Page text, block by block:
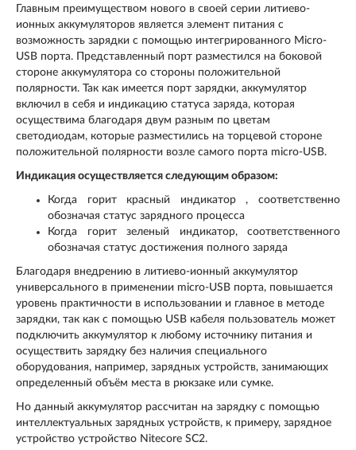
Главным преимуществом нового в своей серии литиево-
ионных аккумуляторов является элемент питания с
возможность зарядки с помощью интегрированного Micro-
USB порта. Представленный порт разместился на боковой
стороне аккумулятора со стороны положительной
полярности. Так как имеется порт зарядки, аккумулятор
включил в себя и индикацию статуса заряда, которая
осуществима благодаря двум разным по цветам
светодиодам, которые разместились на торцевой стороне
положительной полярности возле самого порта micro-USB.
Индикация осуществляется следующим образом:
Когда горит красный индикатор , соответственно
обозначая статус зарядного процесса
Когда горит зеленый индикатор, соответственного
обозначая статус достижения полного заряда
Благодаря внедрению в литиево-ионный аккумулятор
универсального в применении micro-USB порта, повышается
уровень практичности в использовании и главное в методе
зарядки, так как с помощью USB кабеля пользователь может
подключить аккумулятор к любому источнику питания и
осуществить зарядку без наличия специального
оборудования, например, зарядных устройств, занимающих
определенный объём места в рюкзаке или сумке.
Но данный аккумулятор рассчитан на зарядку с помощью
интеллектуальных зарядных устройств, к примеру, зарядное
устройство устройство Nitecore SC2.